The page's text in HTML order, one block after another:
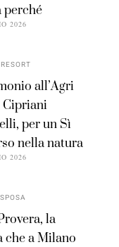
perché
2026
all’Agri
Cipriani
per un Sì
nella natura
2026
la
che a Milano